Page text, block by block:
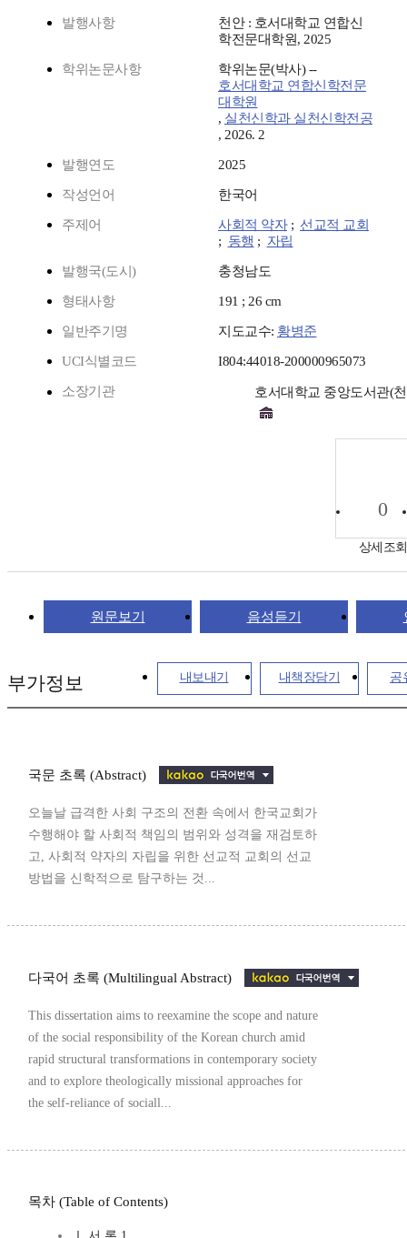
발행사항
천안 : 호서대학교 연합신
학전문대학원, 2025
학위논문사항
학위논문(박사) --
호서대학교 연합신학전문
대학원
, 실천신학과 실천신학전공
, 2026. 2
발행연도 2025
작성언어 한국어
주제어 사회적 약자; 선교적 교회
; 동행 ; 자립
발행국(도시) 충청남도
형태사항 191 ; 26 cm
일반주기명 지도교수: 황병준
UCI식별코드 I804:44018-200000965073
소장기관 호서대학교 중앙도서관(
0
상세조회
원문보기 음성듣기
내보내기 내책장담기 공
부가정보
국문 초록 (Abstract)
오늘날 급격한 사회 구조의 전환 속에서 한국교회가
수행해야 할 사회적 책임의 범위와 성격을 재검토하
고, 사회적 약자의 자립을 위한 선교적 교회의 선교
방법을 신학적으로 탐구하는 것...
다국어 초록 (Multilingual Abstract)
This dissertation aims to reexamine the scope and nature
of the social responsibility of the Korean church amid
rapid structural transformations in contemporary society
and to explore theologically missional approaches for
the self-reliance of sociall...
목차 (Table of Contents)